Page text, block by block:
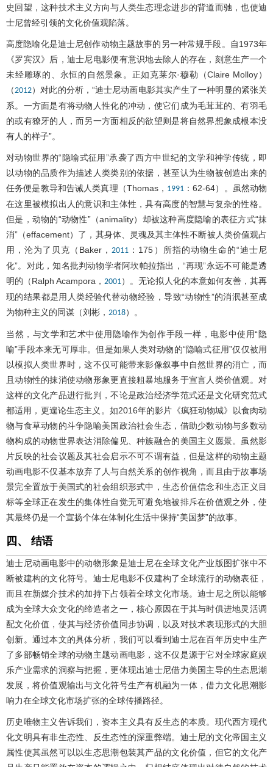
史回望，这种技术主义方向与人类生态理念进步的背道而驰，也使迪
士尼曾经引领的文化价值观陷落。
高度隐喻化是迪士尼创作动物主题故事的另一种常规手段。自1973年
《罗宾汉》后，迪士尼电影便有意识地去除人的存在，刻意生产一个
未经雕琢的、永恒的自然景象。正如克莱尔·穆勒（Claire Molloy）
（2012）对此的分析，“迪士尼动画电影其实产生了一种明显的紧张关
系。一方面是有将动物人性化的冲动，使它们成为毛茸茸的、有羽毛
的或有獠牙的人，而另一方面相反的欲望则是将自然界想象成根本没
有人的样子”。
对动物世界的“隐喻式征用”承袭了西方中世纪的文学和神学传统，即
以动物的品质作为描述人类类别的依据，甚至认为生物被创造出来的
任务便是教导和告诫人类真理（Thomas， 1991 ：62-64）。虽然动物
在这里被模拟出人的意识和主体性，具有高度的智慧与复杂的性格。
但是，动物的“动物性”（animality）却被这种高度隐喻的表征方式“抹
消”（effacement）了，其身体、灵魂及其主体性不断被人类价值观占
用，沦为了贝克（Baker， 2011 ：175）所指的动物生命的“迪士尼
化”。对此，知名批判动物学者阿坎帕拉指出，“再现”永远不可能是透
明的（Ralph Acampora， 2001）。无论拟人化的本意如何友善，其再
现的结果都是用人类经验代替动物经验，导致“动物性”的消泯甚至成
为物种主义的同谋（刘彬， 2018）。
当然，与文学和艺术中使用隐喻作为创作手段一样，电影中使用“隐
喻”手段本来无可厚非。但是如果人类对动物的“隐喻式征用”仅仅被用
以模拟人类世界时，这不仅可能带来影像叙事中自然世界的消亡，而
且动物性的抹消使动物形象更直接粗暴地服务于宣言人类价值观。对
这样的文化产品进行批判，不论是政治经济学范式还是文化研究范式
都适用，更遑论生态主义。如2016年的影片《疯狂动物城》以食肉动
物与食草动物的斗争隐喻美国政治社会生态，借助少数动物与多数动
物构成的动物世界表达消除偏见、种族融合的美国主义愿景。虽然影
片反映的社会议题及其社会启示不可不谓有益，但是这样的动物主题
动画电影不仅基本放弃了人与自然关系的创作视角，而且由于故事场
景完全置放于美国式的社会组织形式中，生态价值信念和生态正义目
标等全球正在发生的集体性自觉无可避免地被排斥在价值观之外，使
其最终仍是一个宣扬个体在体制化生活中保持“美国梦”的故事。
四、 结语
迪士尼动画电影中的动物形象是迪士尼在全球文化产业版图扩张中不
断被建构的文化符号。迪士尼电影不仅建构了全球流行的动物表征，
而且在新媒介技术的加持下占领着全球文化市场。迪士尼之所以能够
成为全球大众文化的缔造者之一，核心原因在于其与时俱进地灵活调
配文化价值，使其与经济价值同步协调，以及对技术表现形式的大胆
创新。通过本文的具体分析，我们可以看到迪士尼在百年历史中生产
了多部畅销全球的动物主题动画电影，这不仅是源于它对全球家庭娱
乐产业需求的洞察与把握，更体现出迪士尼借力美国主导的生态思潮
发展，将价值观输出与文化符号生产有机融为一体，借力文化思潮影
响力在全球文化市场扩张的全球传播路径。
历史唯物主义告诉我们，资本主义具有反生态的本质。现代西方现代
化文明具有非生态性、反生态性的深重弊端。迪士尼的文化帝国主义
属性使其虽然可以以生态思潮包装其产品的文化价值，但它的文化产